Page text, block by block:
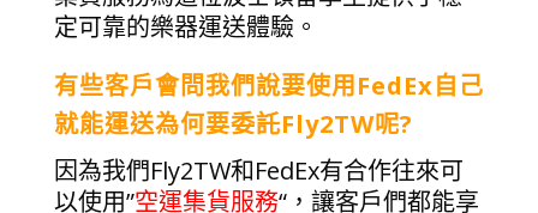
定可靠的樂器運送體驗。
有些客戶會問我們說要使用FedEx自己
就能運送為何要委託Fly2TW呢?
因為我們Fly2TW和FedEx有合作往來可
以使用”空運集貨服務“，讓客戶們都能享